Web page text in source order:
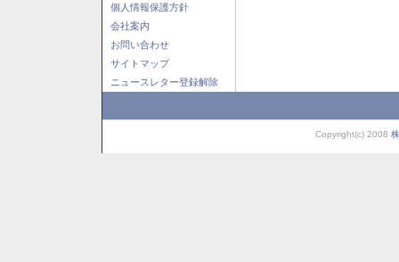
個人情報保護方針
会社案内
お問い合わせ
サイトマップ
ニュースレター登録解除
Copyright(c) 2008